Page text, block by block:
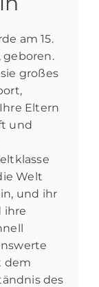
am 15.
geboren.
großes
Eltern
und
Welt
und ihr
ihre
dem
des